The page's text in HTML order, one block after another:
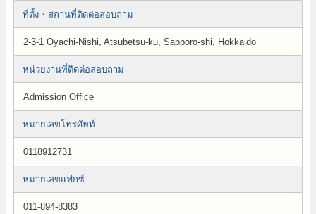
ที่ตั้ง・สถานที่ติดต่อสอบถาม
2-3-1 Oyachi-Nishi, Atsubetsu-ku, Sapporo-shi, Hokkaido
หน่วยงานที่ติดต่อสอบถาม
Admission Office
หมายเลขโทรศัพท์
0118912731
หมายเลขแฟกซ์
011-894-8383